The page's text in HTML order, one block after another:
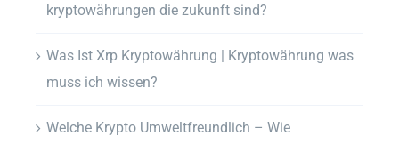
kryptowährungen die zukunft sind?
Was Ist Xrp Kryptowährung | Kryptowährung was
muss ich wissen?
Welche Krypto Umweltfreundlich – Wie